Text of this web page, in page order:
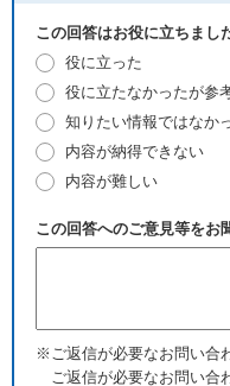
この回答はお役に立ちまし
役に立った
役に立たなかったが参
知りたい情報ではなか
内容が納得できない
内容が難しい
この回答へのご意見等をお
※ご返信が必要なお問い合
ご返信が必要なお問い合